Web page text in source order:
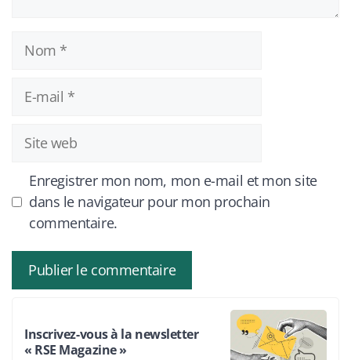
Nom
Site
Enregistrer mon nom, mon e-mail et mon site
dans le navigateur pour mon prochain
commentaire.
Inscrivez-vous à la newsletter
« RSE Magazine »